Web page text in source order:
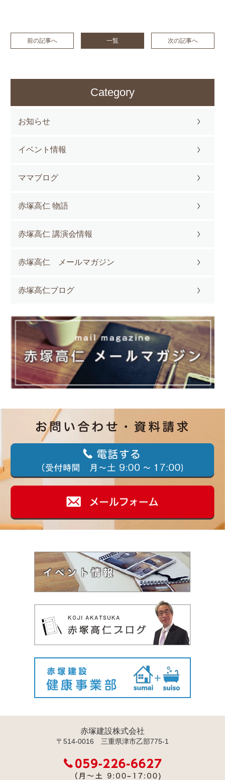
前の記事へ 一覧 次の記事へ
Category
お知らせ
イベント情報
ママブログ
赤塚高仁 物語
赤塚高仁 講演会情報
赤塚高仁 メールマガジン
赤塚高仁ブログ
赤塚建設株式会社
〒514-0016 三重県津市乙部775-1